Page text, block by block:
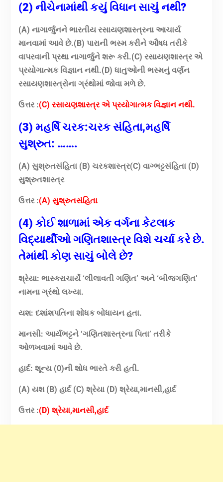
(2) નીચેનામાંથી કયું વિધાન સાચું નથી?
(A) નાગાર્જુનને ભારતીય રસાયણશાસ્ત્રના આચાર્ય
માનવામાં આવે છે.(B) પારાની ભસ્મ કરીને ઔષધ તરીકે
વાપરવાની પ્રથા નાગાર્જુને શરૂ કરી.(C) રસાયણશાસ્ત્ર એ
પ્રયોગાત્મક વિજ્ઞાન નથી.(D) ધાતુઓની ભસ્મનું વર્ણન
રસાયણશાસ્ત્રોના ગ્રંથોમાં જોવા મળે છે.
ઉત્તર :(C) રસાયણશાસ્ત્ર એ પ્રયોગાત્મક વિજ્ઞાન નથી.
(3) મહર્ષિ ચરક:ચરક સંહિતા,મહર્ષિ
સુશ્રુત: …….
(A) સુશ્રુતસંહિતા (B) ચરકશાસ્ત્ર(C) વાગ્ભટ્ટસંહિતા (D)
સુશ્રુતશાસ્ત્ર
ઉત્તર :(A) સુશ્રુતસંહિતા
(4) કોઈ શાળામાં એક વર્ગના કેટલાક
વિદ્યાર્થીઓ ગણિતશાસ્ત્ર વિશે ચર્ચા કરે છે.
તેમાંથી કોણ સાચું બોલે છે?
શ્રેયા: ભાસ્કરાચાર્યે ‘લીલાવતી ગણિત’ અને ‘બીજગણિત’
નામના ગ્રંથો લખ્યા.
યશ: દશાંશપતિના શોધક બોધાયન હતા.
માનસી: આર્યભટ્ટને ‘ગણિતશાસ્ત્રના પિતા’ તરીકે
ઓળખવામાં આવે છે.
હાર્દ: શૂન્ય (0)ની શોધ ભારતે કરી હતી.
(A) યશ (B) હાર્દ (C) શ્રેયા (D) શ્રેયા,માનસી,હાર્દ
ઉત્તર :(D) શ્રેયા,માનસી,હાર્દ